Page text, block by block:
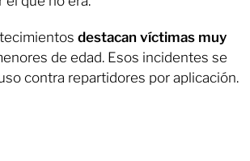
destacan víctimas muy
de edad. Esos incidentes se
contra repartidores por aplicación.